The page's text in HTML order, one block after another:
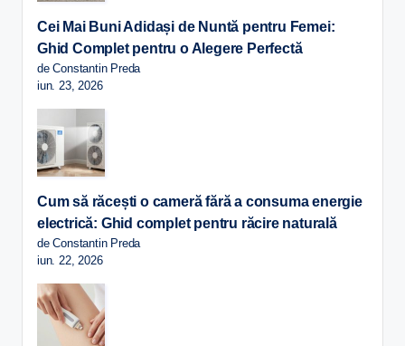
Cei Mai Buni Adidași de Nuntă pentru Femei:
Ghid Complet pentru o Alegere Perfectă
de Constantin Preda
iun. 23, 2026
Cum să răcești o cameră fără a consuma energie
electrică: Ghid complet pentru răcire naturală
de Constantin Preda
iun. 22, 2026